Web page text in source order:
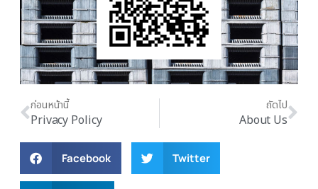
ก่อนหน้านี้
Privacy Policy
ถัดไป
About Us
Facebook Twitter